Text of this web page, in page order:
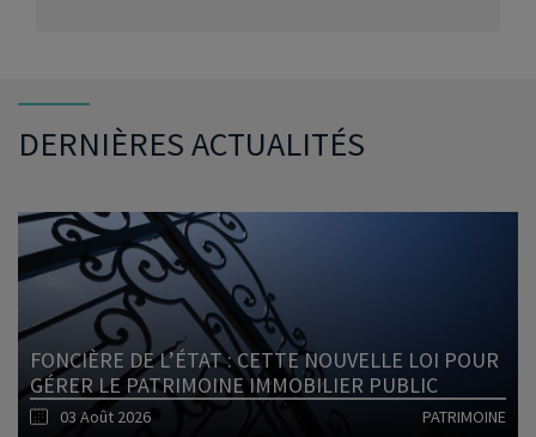
DERNIÈRES ACTUALITÉS
FONCIÈRE DE L’ÉTAT : CETTE NOUVELLE LOI POUR
GÉRER LE PATRIMOINE IMMOBILIER PUBLIC
03 Août 2026 PATRIMOINE